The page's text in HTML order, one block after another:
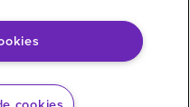
la ayuda de
versión en inglés